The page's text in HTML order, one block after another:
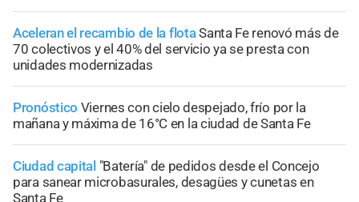
Aceleran el recambio de la flotaSanta Fe renovó más de
70 colectivos y el 40% del servicio ya se presta con
unidades modernizadas
Pronóstico Viernes con cielo despejado, frío por la
mañana y máxima de 16°C en la ciudad de Santa Fe
Ciudad capital "Batería" de pedidos desde el Concejo
para sanear microbasurales, desagües y cunetas en
Santa Fe